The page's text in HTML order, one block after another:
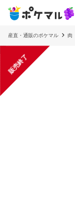
産直・通販のポケマル 肉
販売終了